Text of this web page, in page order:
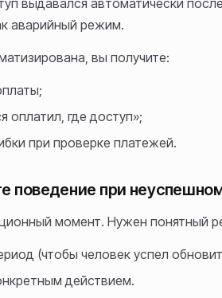
выдавался автоматически
аварийный режим.
вы получите:
оплатил, где доступ»;
при проверке платежей.
поведение при
момент. Нужен понятный
(чтобы человек успел
действием.